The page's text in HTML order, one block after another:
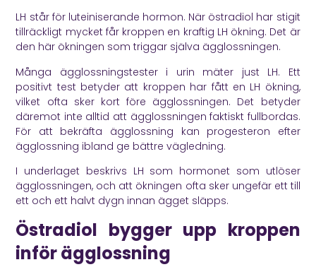
LH står för luteiniserande hormon. När östradiol har stigit
tillräckligt mycket får kroppen en kraftig LH ökning. Det är
den här ökningen som triggar själva ägglossningen.
Många ägglossningstester i urin mäter just LH. Ett
positivt test betyder att kroppen har fått en LH ökning,
vilket ofta sker kort före ägglossningen. Det betyder
däremot inte alltid att ägglossningen faktiskt fullbordas.
För att bekräfta ägglossning kan progesteron efter
ägglossning ibland ge bättre vägledning.
I underlaget beskrivs LH som hormonet som utlöser
ägglossningen, och att ökningen ofta sker ungefär ett till
ett och ett halvt dygn innan ägget släpps.
Östradiol bygger upp kroppen
inför ägglossning